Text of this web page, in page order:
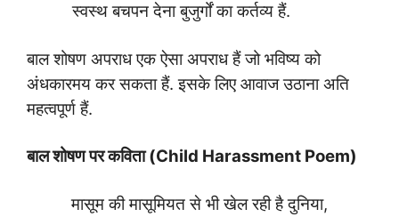
स्वस्थ बचपन देना बुजुर्गों का कर्तव्य हैं.
बाल शोषण अपराध एक ऐसा अपराध हैं जो भविष्य को
अंधकारमय कर सकता हैं. इसके लिए आवाज उठाना अति
महत्वपूर्ण हैं.
बाल शोषण पर कविता (Child Harassment Poem)
मासूम की मासूमियत से भी खेल रही है दुनिया,